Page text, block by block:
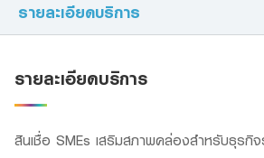
SME Calculator
รายละเอียดบริการ
รายละเอียดบริการ
สินเชื่อ SMEs เสริมสภาพคล่องสำหรับธุรกิ